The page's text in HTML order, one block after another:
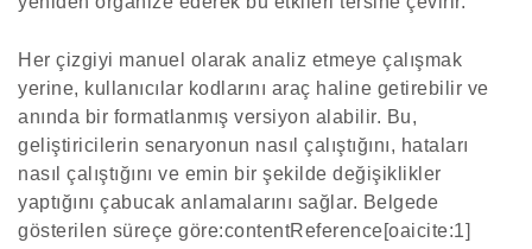
Her çizgiyi manuel olarak analiz etmeye çalışmak
yerine, kullanıcılar kodlarını araç haline getirebilir ve
anında bir formatlanmış versiyon alabilir. Bu,
geliştiricilerin senaryonun nasıl çalıştığını, hataları
nasıl çalıştığını ve emin bir şekilde değişiklikler
yaptığını çabucak anlamalarını sağlar. Belgede
gösterilen süreçe göre:contentReference[oaicite:1]